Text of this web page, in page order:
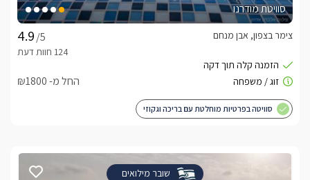
סוויטת מודרנו
/5
צימר בצפון, אבן מנחם
החל מ- ₪1800
סוויטה בפרטיות מוחלטת עם בריכה וגקוזי
שובר מילואים